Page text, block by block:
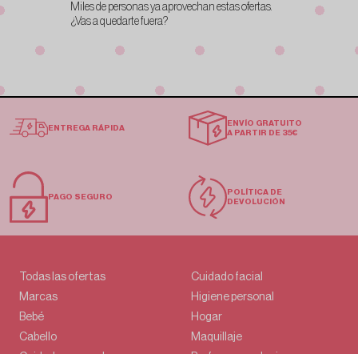
Miles de personas ya aprovechan estas ofertas.
¿Vas a quedarte fuera?
ENTREGA RÁPIDA
ENVÍO GRATUITO
A PARTIR DE 35€
PAGO SEGURO
POLÍTICA DE
DEVOLUCIÓN
Todas las ofertas
Marcas
Bebé
Cabello
Cuidado facial
Higiene personal
Hogar
Maquillaje